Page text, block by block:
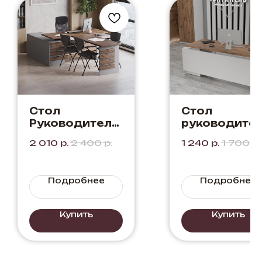
Стол
Руководителя
Бриф
Элисон +
Серый
2 010 р. 2 400 р.
Подробнее
Купить
Стол
Дуб Элисон
темного
дерева с
белым.
1 240 р. 1 700
Подробнее
Купить